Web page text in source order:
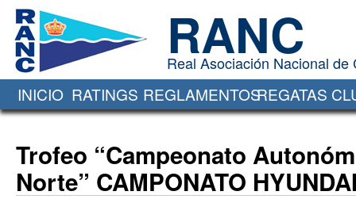
RANC
Real Asociación Nacional de
Oficina Virtual de
INICIO RATINGS REGLAMENTOSREGATAS
Trofeo “Campeonato
Norte” CAMPONATO